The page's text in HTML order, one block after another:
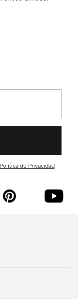
Política de Privacidad
p y